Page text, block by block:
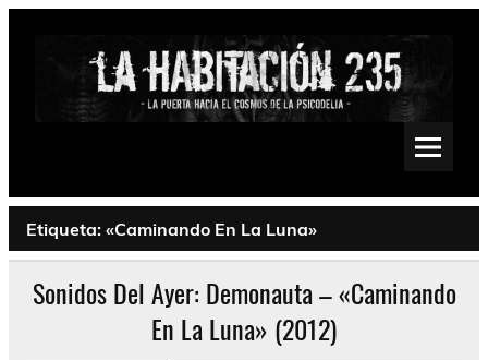
Saltar
Psychedelic, Stoner, Doom, Sludge, Fuzz, Space, Drone
Etiqueta: «Caminando En La Luna»
Sonidos Del Ayer: Demonauta – «Caminando
En La Luna» (2012)